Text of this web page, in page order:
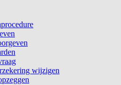
wijzigen